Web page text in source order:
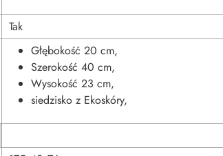
Tak
Głębokość 20 cm,
Szerokość 40 cm,
Wysokość 23 cm,
siedzisko z Ekoskóry,